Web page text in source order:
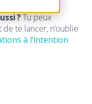
?Tu peux
te lancer, n’oublie
à l’intention